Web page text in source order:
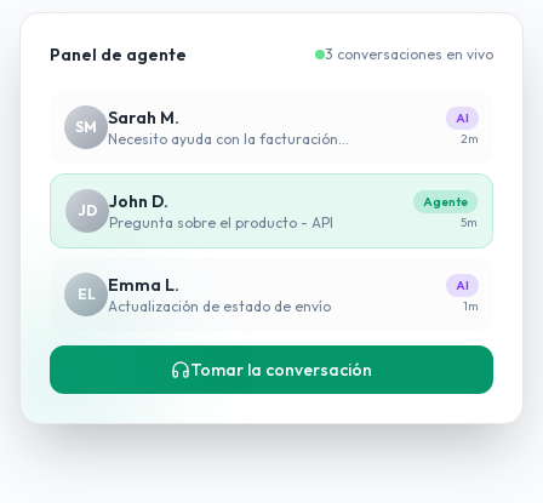
Panel de agente 3 conversaciones en vivo
SM Sarah M.
Necesito ayuda con la facturación...
AI
2m
JD John D.
Pregunta sobre el producto - API
Agente
5m
EL Emma L.
Actualización de estado de envío
AI
1m
Tomar la conversación